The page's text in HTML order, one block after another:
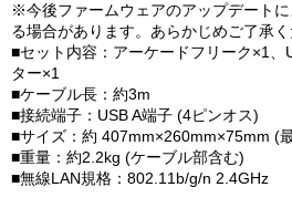
※今後ファームウェアのアップデート
る場合があります。あらかじめご了承く
■セット内容：アーケードフリーク×1、
ター×1
■ケーブル長：約3m
■接続端子：USB A端子 (4ピンオス)
■サイズ：約 407mm×260mm×75mm (
■重量：約2.2kg (ケーブル部含む)
■無線LAN規格：802.11b/g/n 2.4GHz